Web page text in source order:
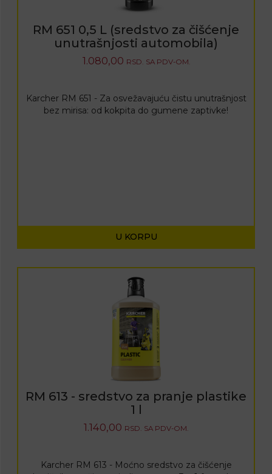
RM 651 0,5 L (sredstvo za čišćenje
unutrašnjosti automobila)
1.080,00 RSD. SA PDV-OM.
Karcher RM 651 - Za osvežavajuću čistu unutrašnjost
bez mirisa: od kokpita do gumene zaptivke!
U KORPU
RM 613 - sredstvo za pranje plastike
1 l
1.140,00 RSD. SA PDV-OM.
Karcher RM 613 - Moćno sredstvo za čišćenje